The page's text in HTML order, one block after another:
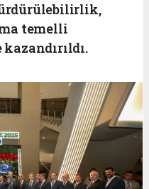
temelli